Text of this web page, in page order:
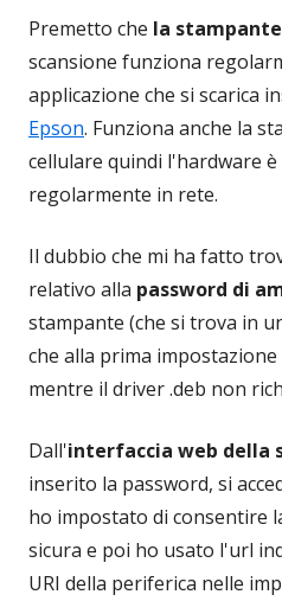
Premetto che la
scansione funziona
applicazione che si scarica
Epson. Funziona anche la
cellulare quindi l'hardware
regolarmente in rete.
Il dubbio che mi ha fatto
relativo alla password di
stampante (che si trova in
che alla prima
mentre il driver .deb non
Dall'interfaccia web della
inserito la password, si
ho impostato di consentire
sicura e poi ho usato l'url
URI della periferica nelle